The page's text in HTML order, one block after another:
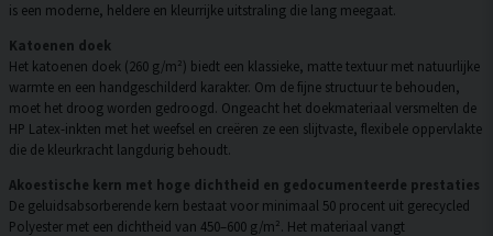
is een moderne, heldere en kleurrijke uitstraling die lang meegaat.
Katoenen doek
Het katoenen doek (260 g/m²) biedt een klassieke, matte textuur met natuurlijke
warmte en een handgeschilderd karakter. Om de fijne structuur te behouden,
moet het droog worden gedroogd. Ongeacht het doekmateriaal versmelten de
HP Latex-inkten met het weefsel en creëren ze een slijtvaste, flexibele oppervlakte
die de kleurkracht langdurig behoudt.
Akoestische kern met hoge dichtheid en gedocumenteerde prestaties
De geluidsabsorberende kern bestaat voor minimaal 50 procent uit gerecycled
Polyester met een dichtheid van 450–600 g/m². Het materiaal vangt